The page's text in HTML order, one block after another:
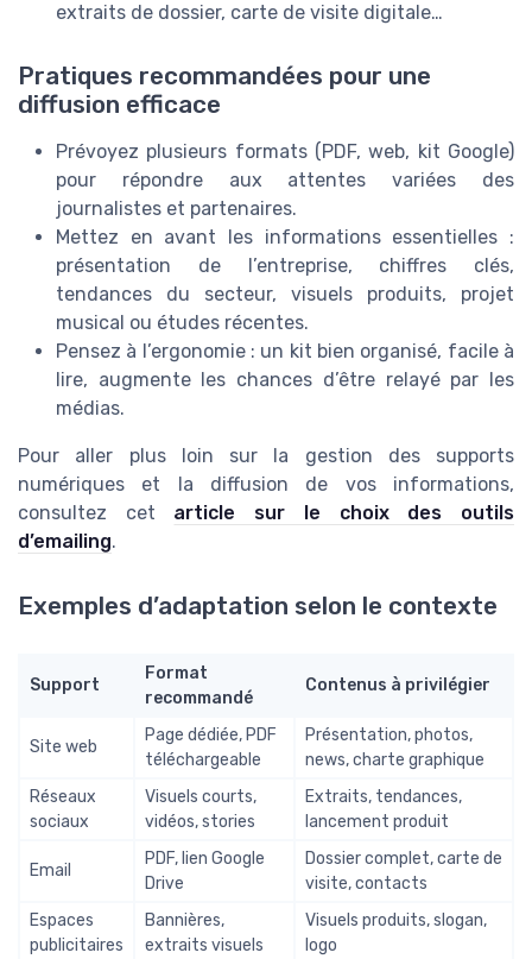
extraits de dossier, carte de visite digitale…
Pratiques recommandées pour une
diffusion efficace
Prévoyez plusieurs formats (PDF, web, kit Google)
pour répondre aux attentes variées des
journalistes et partenaires.
Mettez en avant les informations essentielles :
présentation de l’entreprise, chiffres clés,
tendances du secteur, visuels produits, projet
musical ou études récentes.
Pensez à l’ergonomie : un kit bien organisé, facile à
lire, augmente les chances d’être relayé par les
médias.
Pour aller plus loin sur la gestion des supports
numériques et la diffusion de vos informations,
consultez cet article sur le choix des outils
d’emailing.
Exemples d’adaptation selon le contexte
Support
Format
recommandé
Contenus à privilégier
Site web
Page dédiée, PDF
téléchargeable
Présentation, photos,
news, charte graphique
Réseaux
sociaux
Visuels courts,
vidéos, stories
Extraits, tendances,
lancement produit
Email
PDF, lien Google
Drive
Dossier complet, carte de
visite, contacts
Espaces
publicitaires
Bannières,
extraits visuels
Visuels produits, slogan,
logo